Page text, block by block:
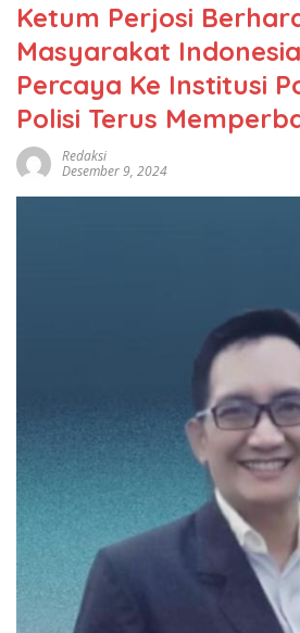
Ketum Perjosi
Masyarakat
Percaya Ke Institusi
Polisi Terus
Redaksi
Desember 9, 2024